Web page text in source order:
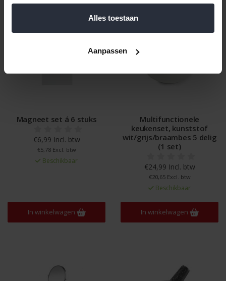
Alles toestaan
Aanpassen
Magneet set á 6 stuks
€6,99 Incl. btw
€5,78 Excl. btw
Beschikbaar
In winkelwagen
Multifunctionele
keukenset, kunststof
wit/grijs/braambes 5 delig
(1 set)
€24,99 Incl. btw
€20,65 Excl. btw
Beschikbaar
In winkelwagen